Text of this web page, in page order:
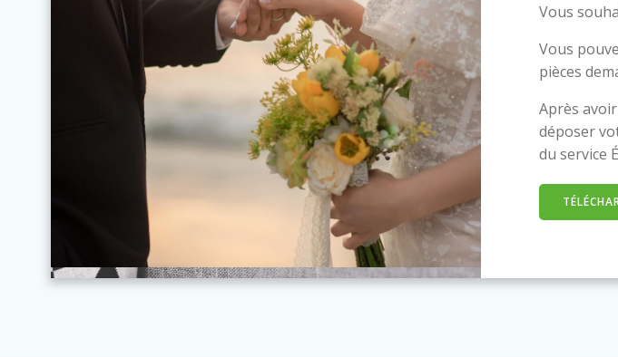
Vous
Vous
pièces
Après
déposer
du service